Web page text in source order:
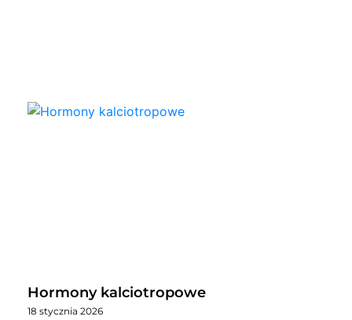
Hormony kalciotropowe
18 stycznia 2026